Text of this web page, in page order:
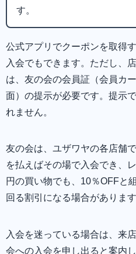
す。
公式アプリでクーポンを取得
入会でもできます。ただし、
は、友の会の会員証（会員カ
面）の提示が必要です。提示
れません。
友の会は、ユザワヤの各店舗
を払えばその場で入会でき、
円の買い物でも、10％OFFと
回る割引になる場合があります
入会を迷っている場合は、来
会への入会を申し出ると案内